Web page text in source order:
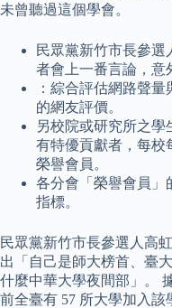
未曾聽過這個學會。
民眾黨新竹市長參
者會上一番言論，意
：綜合評估網路聲
的網友評價。
另校院或研究所之學
有特優貢獻者，每校
榮譽會員。
各分會「榮譽會員」
指標。
民眾黨新竹市長參選人高
出「自己是師大榜首、臺
什麼中華大學夜間部」。
前全臺有 57 所大學加入